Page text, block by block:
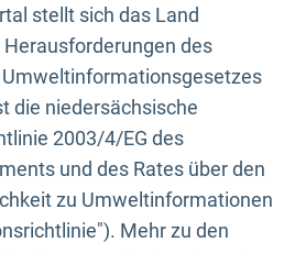
stellt sich das Land
des
die niedersächsische
2003/4/EG des
und des Rates über den
zu Umweltinformationen
Mehr zu den